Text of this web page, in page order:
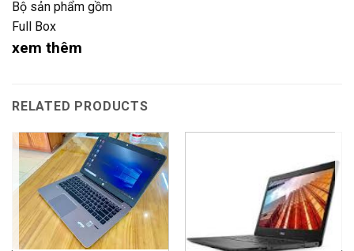
Bộ sản phẩm gồm
Full Box
xem thêm
RELATED PRODUCTS